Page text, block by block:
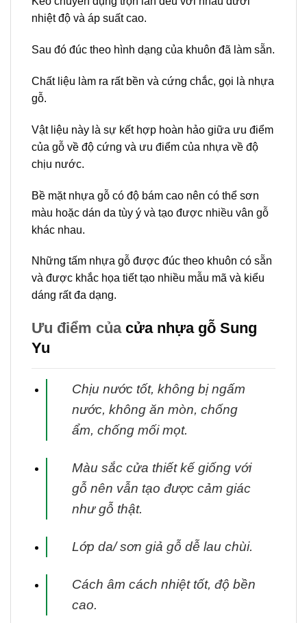
nhiệt độ và áp suất cao.
Sau đó đúc theo hình dạng của khuôn đã làm sẵn.
Chất liệu làm ra rất bền và cứng chắc, gọi là nhựa
gỗ.
Vật liệu này là sự kết hợp hoàn hảo giữa ưu điểm
của gỗ về độ cứng và ưu điểm của nhựa về độ
chịu nước.
Bề mặt nhựa gỗ có độ bám cao nên có thể sơn
màu hoặc dán da tùy ý và tạo được nhiều vân gỗ
khác nhau.
Những tấm nhựa gỗ được đúc theo khuôn có sẵn
và được khắc họa tiết tạo nhiều mẫu mã và kiểu
dáng rất đa dạng.
Ưu điểm của cửa nhựa gỗ Sung
Yu
Chịu nước tốt, không bị ngấm
nước, không ăn mòn, chống
ẩm, chống mối mọt.
Màu sắc cửa thiết kế giống với
gỗ nên vẫn tạo được cảm giác
như gỗ thật.
Lớp da/ sơn giả gỗ dễ lau chùi.
Cách âm cách nhiệt tốt, độ bền
cao.